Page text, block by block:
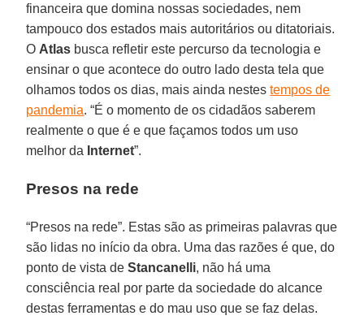
financeira que domina nossas sociedades, nem
tampouco dos estados mais autoritários ou ditatoriais.
O Atlas busca refletir este percurso da tecnologia e
ensinar o que acontece do outro lado desta tela que
olhamos todos os dias, mais ainda nestestempos de
pandemia. “É o momento de os cidadãos saberem
realmente o que é e que façamos todos um uso
melhor da Internet”.
Presos na rede
“Presos na rede”. Estas são as primeiras palavras que
são lidas no início da obra. Uma das razões é que, do
ponto de vista deStancanelli, não há uma
consciência real por parte da sociedade do alcance
destas ferramentas e do mau uso que se faz delas.